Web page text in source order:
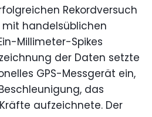
Rekordversuch
handelsüblichen
Millimeter-Spikes
der Daten setzte
GPS-Messgerät ein,
das
aufzeichnete. Der